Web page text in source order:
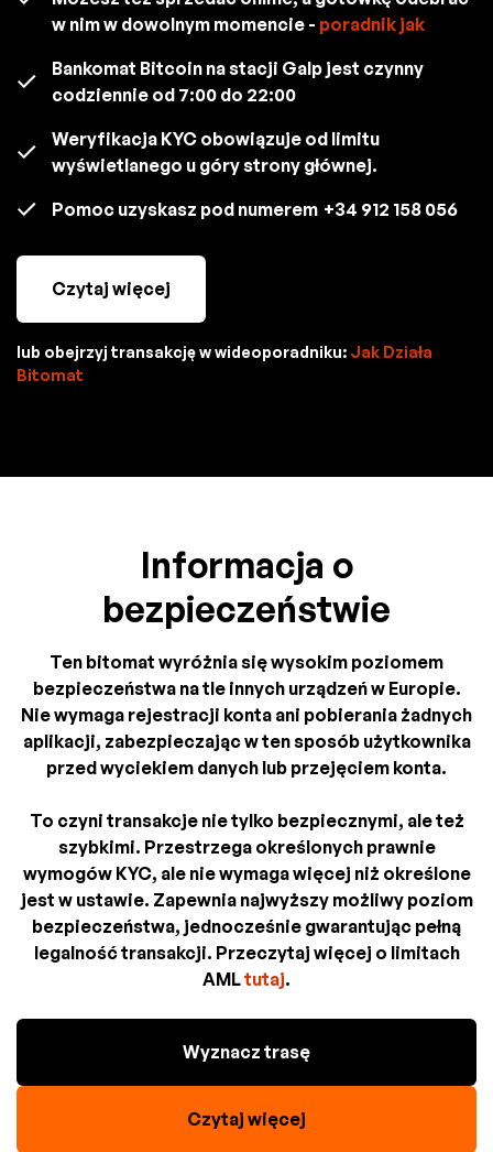
w nim w dowolnym momencie - poradnik jak
Bankomat Bitcoin na stacji Galp jest czynny
codziennie od 7:00 do 22:00
Weryfikacja KYC obowiązuje od limitu
wyświetlanego u góry strony głównej.
Pomoc uzyskasz pod numerem +34 912 158 056
Czytaj więcej
lub obejrzyj transakcję w wideoporadniku: Jak Działa
Bitomat
Informacja o
bezpieczeństwie
Ten bitomat wyróżnia się wysokim poziomem
bezpieczeństwa na tle innych urządzeń w Europie.
Nie wymaga rejestracji konta ani pobierania żadnych
aplikacji, zabezpieczając w ten sposób użytkownika
przed wyciekiem danych lub przejęciem konta.
To czyni transakcje nie tylko bezpiecznymi, ale też
szybkimi. Przestrzega określonych prawnie
wymogów KYC, ale nie wymaga więcej niż określone
jest w ustawie. Zapewnia najwyższy możliwy poziom
bezpieczeństwa, jednocześnie gwarantując pełną
legalność transakcji. Przeczytaj więcej o limitach
AMLtutaj.
Wyznacz trasę
Czytaj więcej